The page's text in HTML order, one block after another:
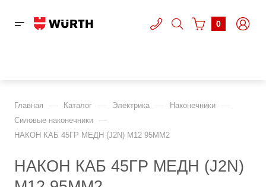
0
Главная — Каталог — Электрика — Наконечники —
Cиловые наконечники —
НАКОН КАБ 45ГР МЕДН (J2N) М12 95ММ2
НАКОН КАБ 45ГР МЕДН (J2N)